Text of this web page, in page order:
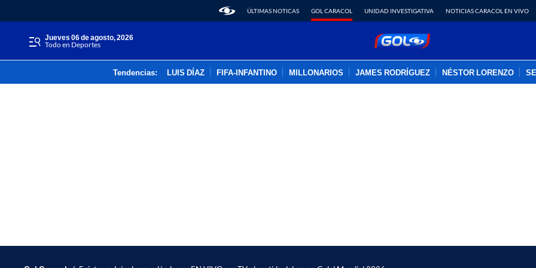
ÚLTIMAS NOTICAS GOL CARACOL UNIDAD INVESTIGATIVA NOTICIAS CARACOL EN VIVO
jueves 06 de agosto, 2026
Todo en Deportes
Tendencias: LUIS DÍAZ FIFA-INFANTINO MILLONARIOS JAMES RODRÍGUEZ NÉSTOR LORENZO